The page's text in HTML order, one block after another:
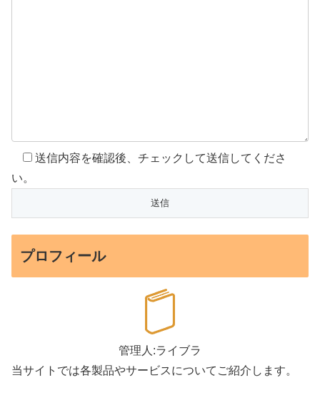
送信内容を確認後、チェックして送信してくださ
い。
プロフィール
管理人:ライブラ
当サイトでは各製品やサービスについてご紹介します。